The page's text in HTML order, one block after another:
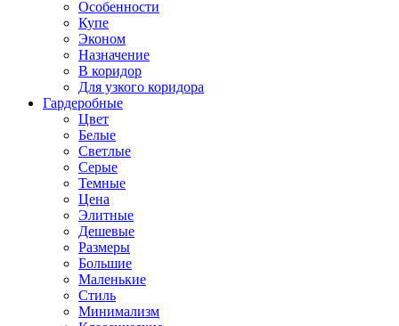
Особенности
Купе
Эконом
Назначение
В коридор
Для узкого коридора
Гардеробные
Цвет
Белые
Светлые
Серые
Темные
Цена
Элитные
Дешевые
Размеры
Большие
Маленькие
Стиль
Минимализм